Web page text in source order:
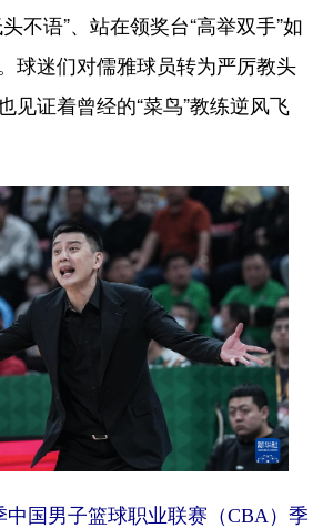
不语”、站在领奖台“高举双手”如
球迷们对儒雅球员转为严厉教头
见证着曾经的“菜鸟”教练逆风飞
中国男子篮球职业联赛（CBA）季